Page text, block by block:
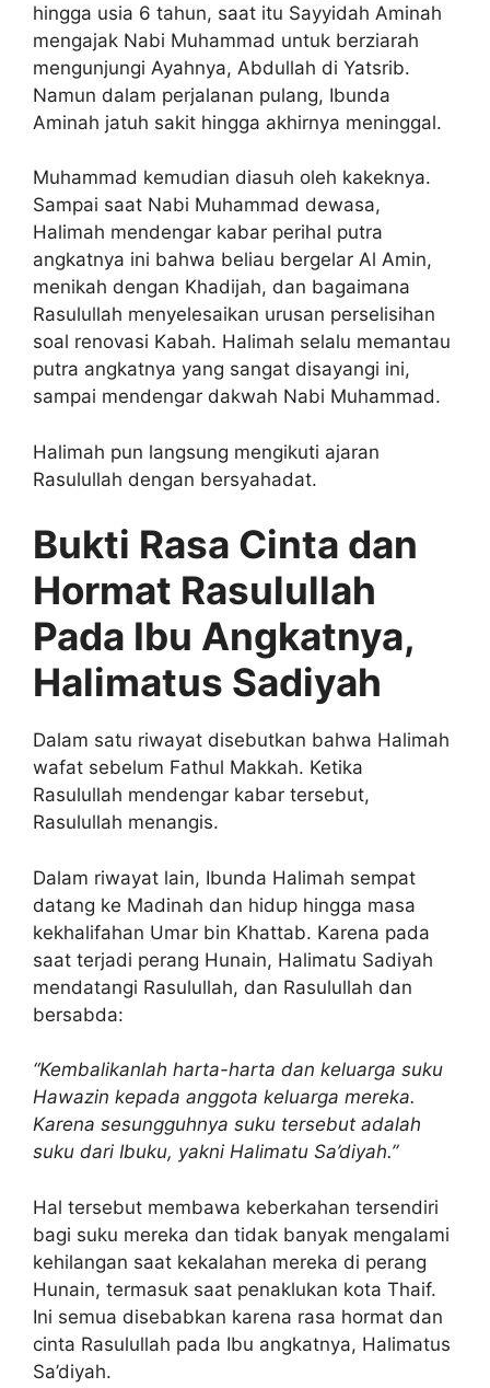
hingga usia 6 tahun, saat itu Sayyidah Aminah
mengajak Nabi Muhammad untuk berziarah
mengunjungi Ayahnya, Abdullah di Yatsrib.
Namun dalam perjalanan pulang, Ibunda
Aminah jatuh sakit hingga akhirnya meninggal.
Muhammad kemudian diasuh oleh kakeknya.
Sampai saat Nabi Muhammad dewasa,
Halimah mendengar kabar perihal putra
angkatnya ini bahwa beliau bergelar Al Amin,
menikah dengan Khadijah, dan bagaimana
Rasulullah menyelesaikan urusan perselisihan
soal renovasi Kabah. Halimah selalu memantau
putra angkatnya yang sangat disayangi ini,
sampai mendengar dakwah Nabi Muhammad.
Halimah pun langsung mengikuti ajaran
Rasulullah dengan bersyahadat.
Bukti Rasa Cinta dan
Hormat Rasulullah
Pada Ibu Angkatnya,
Halimatus Sadiyah
Dalam satu riwayat disebutkan bahwa Halimah
wafat sebelum Fathul Makkah. Ketika
Rasulullah mendengar kabar tersebut,
Rasulullah menangis.
Dalam riwayat lain, Ibunda Halimah sempat
datang ke Madinah dan hidup hingga masa
kekhalifahan Umar bin Khattab. Karena pada
saat terjadi perang Hunain, Halimatu Sadiyah
mendatangi Rasulullah, dan Rasulullah dan
bersabda:
“Kembalikanlah harta-harta dan keluarga suku
Hawazin kepada anggota keluarga mereka.
Karena sesungguhnya suku tersebut adalah
suku dari Ibuku, yakni Halimatu Sa’diyah.”
Hal tersebut membawa keberkahan tersendiri
bagi suku mereka dan tidak banyak mengalami
kehilangan saat kekalahan mereka di perang
Hunain, termasuk saat penaklukan kota Thaif.
Ini semua disebabkan karena rasa hormat dan
cinta Rasulullah pada Ibu angkatnya, Halimatus
Sa’diyah.